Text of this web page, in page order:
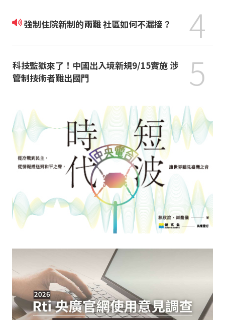
強制住院新制的兩難 社區如何不漏接？ 4
科技監獄來了！中國出入境新規9/15實施 涉
管制技術者難出國門
5